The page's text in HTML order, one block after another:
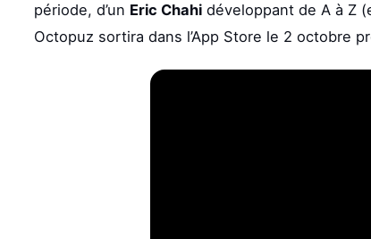
période, d’un Eric Chahidéveloppant de A à Z
Octopuz sortira dans l’App Store le 2 octobre